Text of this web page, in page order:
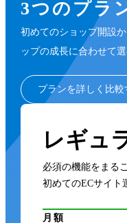
3つのプラ
初めてのショップ開設
ップの成長に合わせて
プランを詳しく比較
レギュ
必須の機能をまる
初めてのECサイト
月額